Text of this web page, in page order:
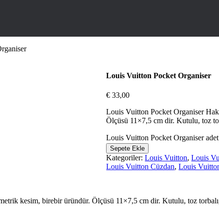
Louis Vuitton Pocket Organiser
€ 33,00
Louis Vuitton Pocket Organiser
Ölçüsü 11×7,5 cm dir. Kutulu, toz
Louis Vuitton Pocket Organiser adet
Sepete Ekle
Kategoriler:Louis Vuitton,Louis
Louis Vuitton Cüzdan,Louis
kesim, birebir üründür. Ölçüsü 11×7,5 cm dir. Kutulu, toz torbalı,